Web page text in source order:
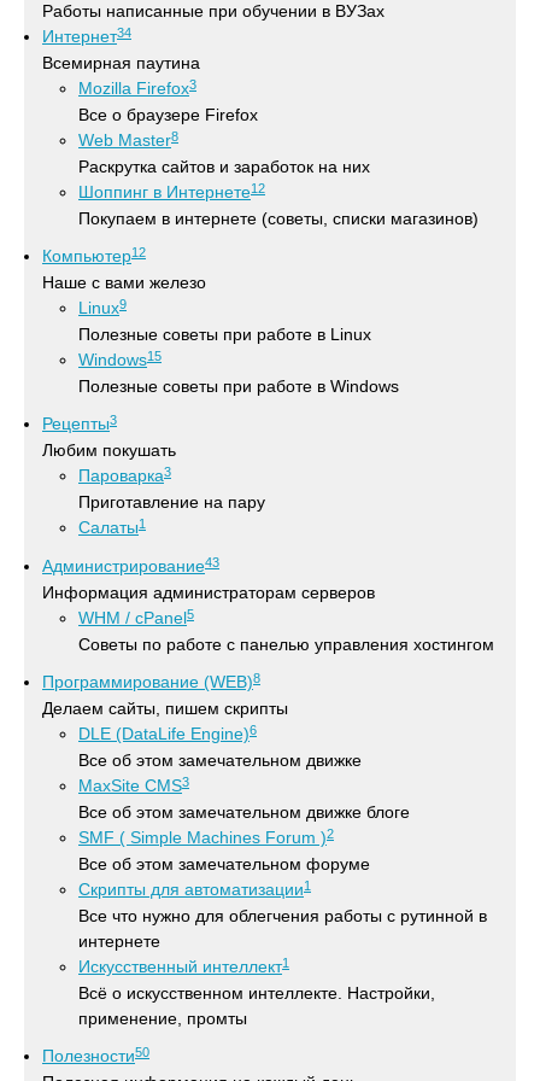
Работы написанные при обучении в ВУЗах
Интернет34
Всемирная паутина
Mozilla Firefox3
Все о браузере Firefox
Web Master8
Раскрутка сайтов и заработок на них
Шоппинг в Интернете12
Покупаем в интернете (советы, списки магазинов)
Компьютер12
Наше с вами железо
Linux9
Полезные советы при работе в Linux
Windows15
Полезные советы при работе в Windows
Рецепты3
Любим покушать
Пароварка3
Приготавление на пару
Салаты1
Администрирование43
Информация администраторам серверов
WHM / cPanel5
Советы по работе с панелью управления хостингом
Программирование (WEB)8
Делаем сайты, пишем скрипты
DLE (DataLife Engine)6
Все об этом замечательном движке
MaxSite CMS3
Все об этом замечательном движке блоге
SMF ( Simple Machines Forum )2
Все об этом замечательном форуме
Скрипты для автоматизации1
Все что нужно для облегчения работы с рутинной в
интернете
Искусственный интеллект1
Всё о искусственном интеллекте. Настройки,
применение, промты
Полезности50